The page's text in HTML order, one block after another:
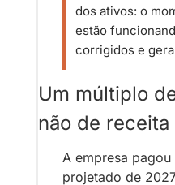
dos ativos: o
estão
corrigidos e
Um múltiplo
não de receita
A empresa pagou
projetado de